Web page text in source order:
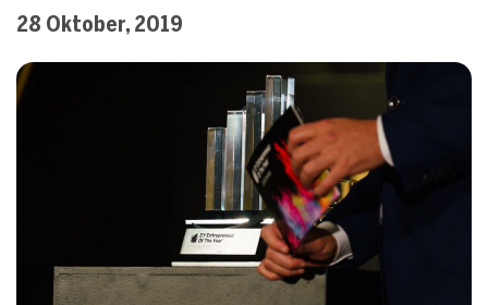
28 Oktober, 2019